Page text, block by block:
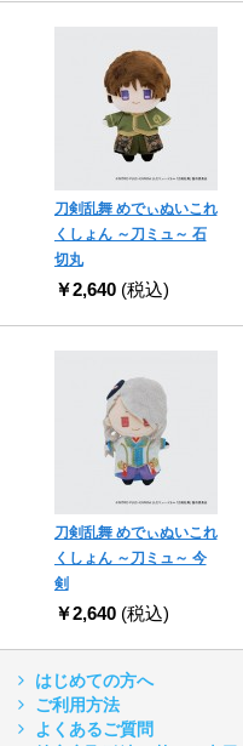
刀剣乱舞 めでぃぬいこれ
くしょん ～刀ミュ～ 石
切丸
￥2,640 (税込)
刀剣乱舞 めでぃぬいこれ
くしょん ～刀ミュ～ 今
剣
￥2,640 (税込)
はじめての方へ
ご利用方法
よくあるご質問